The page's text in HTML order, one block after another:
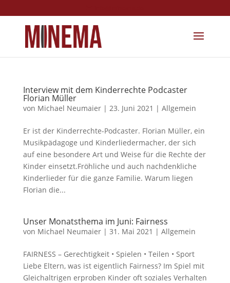
Interview mit dem Kinderrechte Podcaster
Florian Müller
von Michael Neumaier| 23. Juni 2021 | Allgemein
Er ist der Kinderrechte-Podcaster. Florian Müller, ein
Musikpädagoge und Kinderliedermacher, der sich
auf eine besondere Art und Weise für die Rechte der
Kinder einsetzt.Fröhliche und auch nachdenkliche
Kinderlieder für die ganze Familie. Warum liegen
Florian die...
Unser Monatsthema im Juni: Fairness
von Michael Neumaier| 31. Mai 2021 | Allgemein
FAIRNESS – Gerechtigkeit • Spielen • Teilen • Sport
Liebe Eltern, was ist eigentlich Fairness? Im Spiel mit
Gleichaltrigen erproben Kinder oft soziales Verhalten